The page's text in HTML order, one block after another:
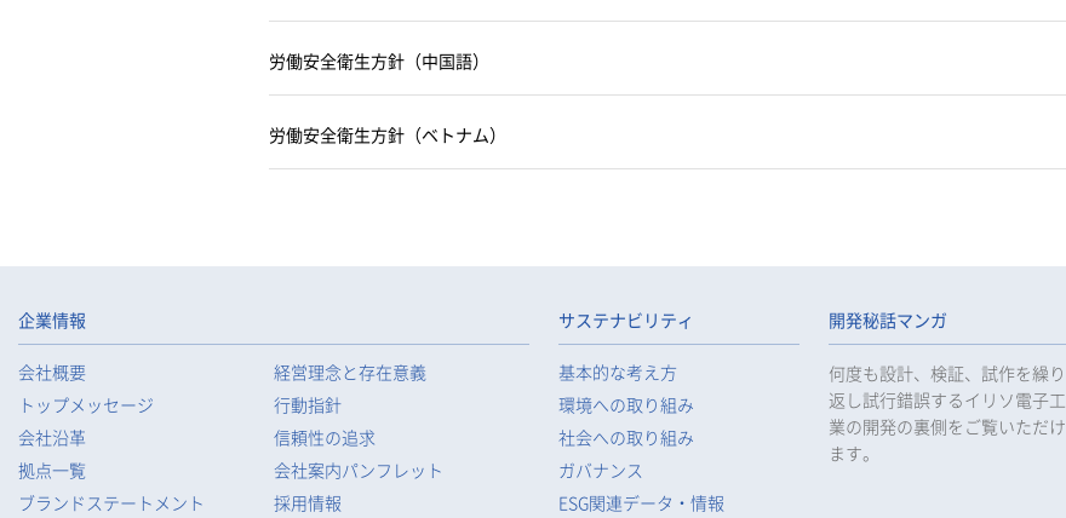
労働安全衛生方針（中国語）
労働安全衛生方針（ベトナム）
企業情報
会社概要
トップメッセージ
会社沿革
拠点一覧
ブランドステートメント
経営理念と存在意義
行動指針
信頼性の追求
会社案内パンフレット
採用情報
サステナビリティ
基本的な考え方
環境への取り組み
社会への取り組み
ガバナンス
ESG関連データ・情報
開発秘話マンガ
何度も設計、検証、試作を繰り
返し試行錯誤するイリソ電子工
業の開発の裏側をご覧いただけ
ます。